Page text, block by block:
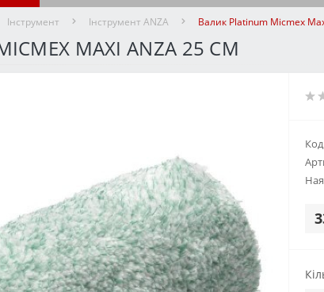
Інструмент Інструмент ANZA Валик Platinum Micmex
MAXI ANZA 25 СМ